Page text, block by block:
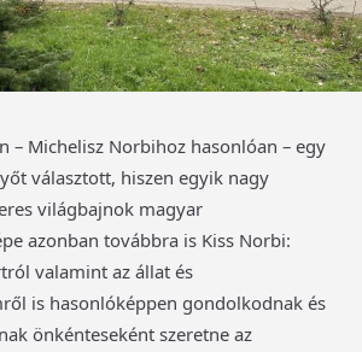
– Michelisz Norbihoz hasonlóan – egy
választott, hiszen egyik nagy
világbajnok magyar
azonban továbbra is Kiss Norbi:
valamint az állat és
is hasonlóképpen gondolkodnak és
önkénteseként szeretne az